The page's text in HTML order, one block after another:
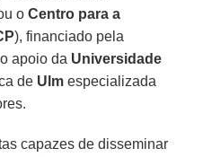
oCentro para a
), financiado pela
apoio da Universidade
de Ulm especializada
capazes de disseminar